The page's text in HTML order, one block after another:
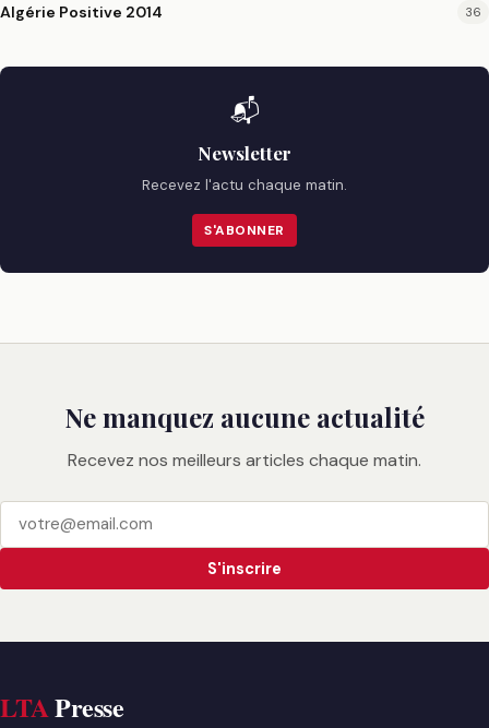
Algérie Positive 2014 36
📬
Newsletter
Recevez l'actu chaque matin.
S'ABONNER
Ne manquez aucune actualité
Recevez nos meilleurs articles chaque matin.
S'inscrire
LTAPresse